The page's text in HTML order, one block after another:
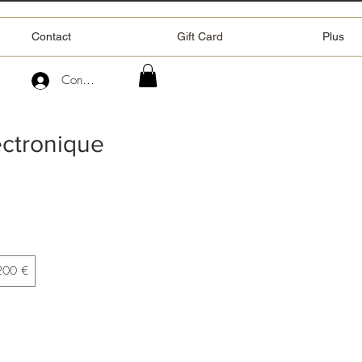
Contact Gift Card Plus
Connexion
€